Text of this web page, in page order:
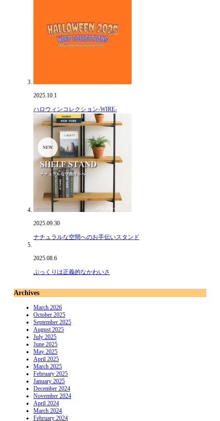
2025.10.1
ハロウィンコレクション-WIRE-
2025.09.30
ナチュラルな空間へのお手伝いスタンド
2025.08.6
ぷっくりは正義的なかわいさ
Archives
March 2026
October 2025
September 2025
August 2025
July 2025
June 2025
May 2025
April 2025
March 2025
February 2025
January 2025
December 2024
November 2024
April 2024
March 2024
February 2024